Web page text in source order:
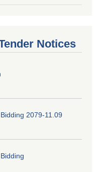
Notices
2079-11.09